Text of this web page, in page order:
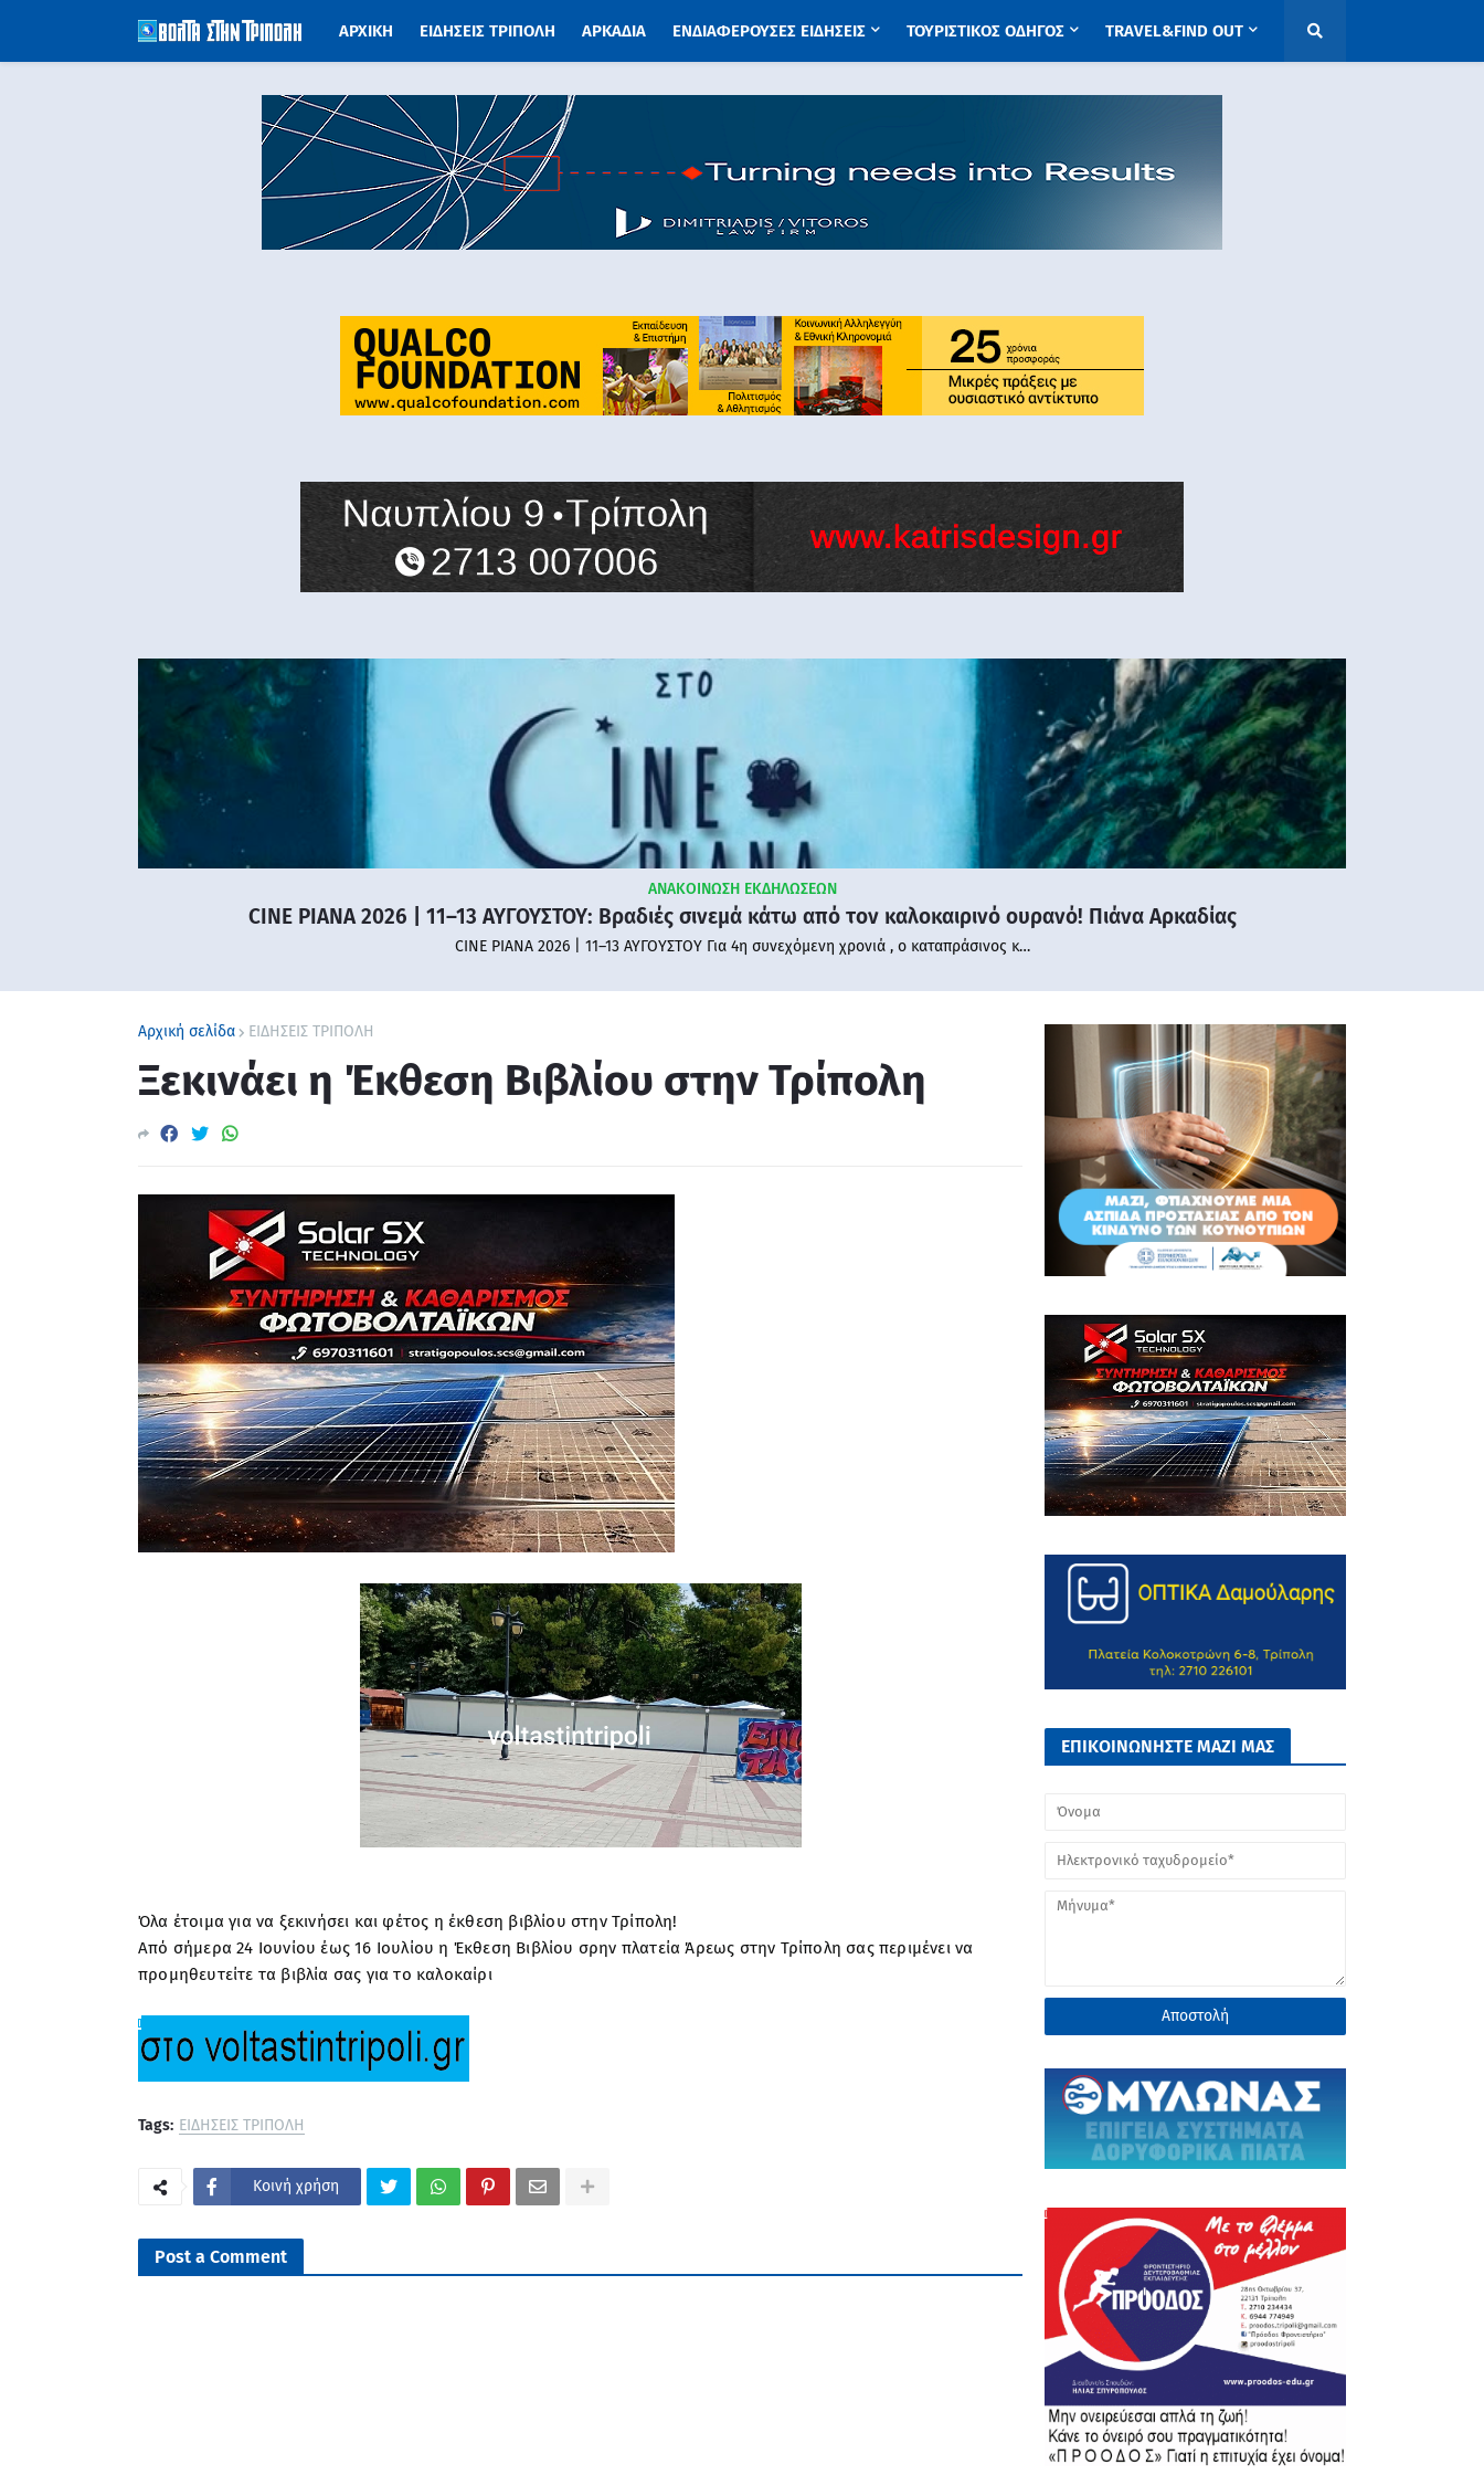
ΑΡΧΙΚΗ ΕΙΔΗΣΕΙΣ ΤΡΙΠΟΛΗ ΑΡΚΑΔΙΑ ΕΝΔΙΑΦΕΡΟΥΣΕΣ ΕΙΔΗΣΕΙΣ ΤΟΥΡΙΣΤΙΚΟΣ ΟΔΗΓΟΣ TRAVEL&FIND OUT
ΑΝΑΚΟΙΝΩΣΗ ΕΚΔΗΛΩΣΕΩΝ
CINE PIANA 2026 | 11–13 ΑΥΓΟΥΣΤΟΥ: Βραδιές σινεμά κάτω από τον καλοκαιρινό ουρανό! Πιάνα Αρκαδίας
CINE PIANA 2026 | 11–13 ΑΥΓΟΥΣΤΟΥ Για 4η συνεχόμενη χρονιά , ο καταπράσινος κ…
Αρχική σελίδα ΕΙΔΗΣΕΙΣ ΤΡΙΠΟΛΗ
Ξεκινάει η Έκθεση Βιβλίου στην Τρίπολη
Όλα έτοιμα για να ξεκινήσει και φέτος η έκθεση βιβλίου στην Τρίπολη!
Από σήμερα 24 Ιουνίου έως 16 Ιουλίου η Έκθεση Βιβλίου σρην πλατεία Άρεως στην Τρίπολη σας περιμένει να
προμηθευτείτε τα βιβλία σας για το καλοκαίρι
Tags: ΕΙΔΗΣΕΙΣ ΤΡΙΠΟΛΗ
Κοινή χρήση
Post a Comment
ΕΠΙΚΟΙΝΩΝΗΣΤΕ ΜΑΖΙ ΜΑΣ